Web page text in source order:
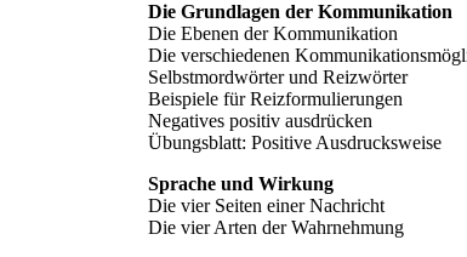
Die Grundlagen der Kommunikation
Die Ebenen der Kommunikation
Die verschiedenen
Selbstmordwörter und Reizwörter
Beispiele für Reizformulierungen
Negatives positiv ausdrücken
Übungsblatt: Positive Ausdrucksweise
Sprache und Wirkung
Die vier Seiten einer Nachricht
Die vier Arten der Wahrnehmung